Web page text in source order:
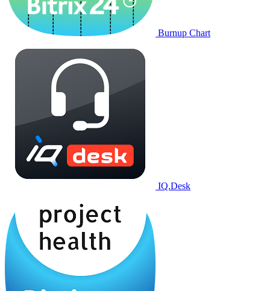
Burnup Chart
IQ.Desk